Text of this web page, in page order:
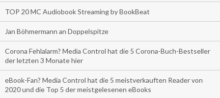
TOP 20 MC Audiobook Streaming by BookBeat
Jan Böhmermann an Doppelspitze
Corona Fehlalarm? Media Control hat die 5 Corona-Buch-Bestseller
der letzten 3 Monate hier
eBook-Fan? Media Control hat die 5 meistverkauften Reader von
2020 und die Top 5 der meistgelesenen eBooks